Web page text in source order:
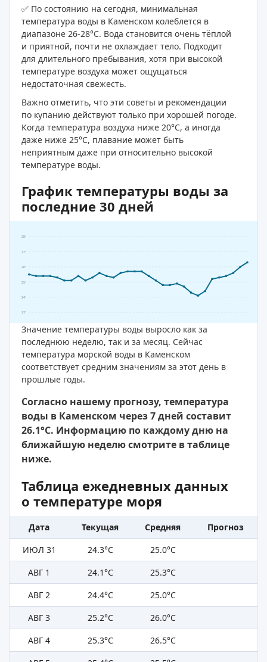
✅ По состоянию на сегодня, минимальная
температура воды в Каменском колеблется в
диапазоне 26-28°C. Вода становится очень тёплой
и приятной, почти не охлаждает тело. Подходит
для длительного пребывания, хотя при высокой
температуре воздуха может ощущаться
недостаточная свежесть.
Важно отметить, что эти советы и рекомендации
по купанию действуют только при хорошей погоде.
Когда температура воздуха ниже 20°C, а иногда
даже ниже 25°C, плавание может быть
неприятным даже при относительно высокой
температуре воды.
График температуры воды за
последние 30 дней
23°
24°
25°
26°
27°
28°
Значение температуры воды выросло как за
последнюю неделю, так и за месяц. Сейчас
температура морской воды в Каменском
соответствует средним значениям за этот день в
прошлые годы.
Согласно нашему прогнозу, температура
воды в Каменском через 7 дней составит
26.1°C. Информацию по каждому дню на
ближайшую неделю смотрите в таблице
ниже.
Таблица ежедневных данных
о температуре моря
Дата Текущая Средняя
Прогноз
ИЮЛ 31
24.3°C
25.0°C
АВГ 1
24.1°C
25.3°C
АВГ 2
24.4°C
25.0°C
АВГ 3
25.2°C
26.0°C
АВГ 4
25.3°C
26.5°C